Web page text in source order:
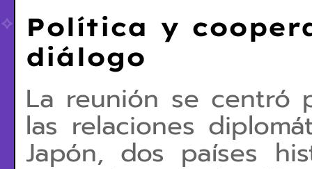
Política y
diálogo
La reunión se centró
las relaciones
Japón, dos países